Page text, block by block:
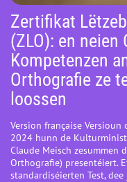
Zertifikat
(ZLO): en neien
Kompetenzen
Orthografie ze
loossen
Version française Versioun
2024 hunn de
Claude Meisch zesummen
Orthografie) presentéiert.
standardiséierten Test,